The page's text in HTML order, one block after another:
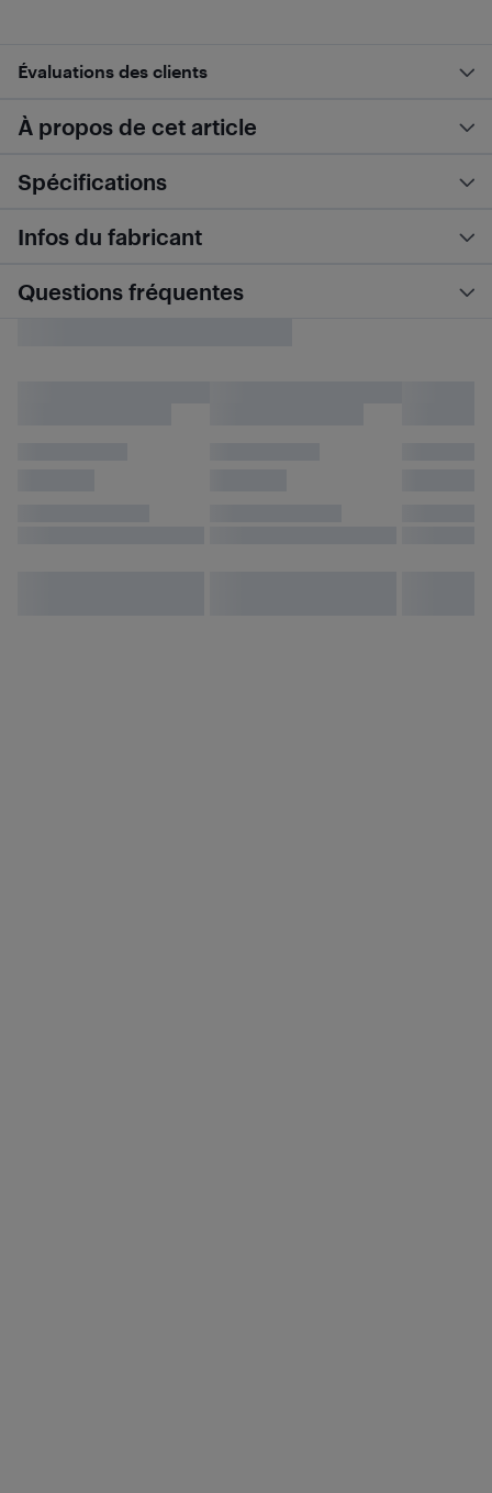
Évaluations des clients
À propos de cet article
Spécifications
Infos du fabricant
Questions fréquentes